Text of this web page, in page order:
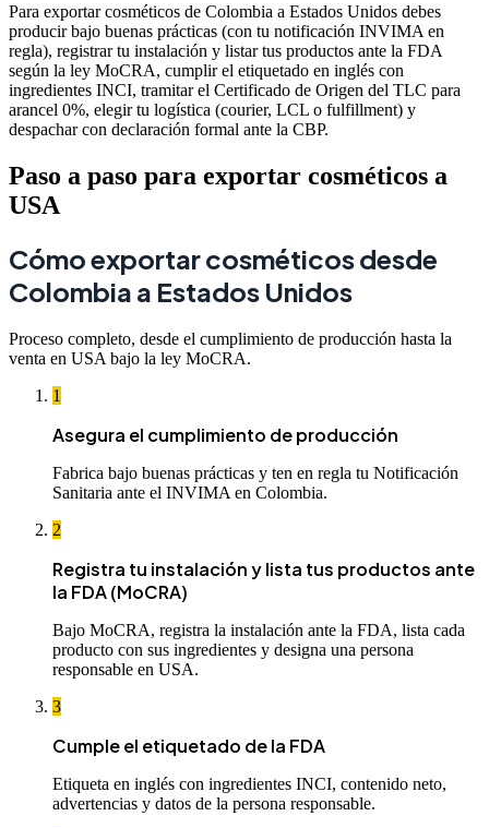
Para exportar cosméticos de Colombia a Estados Unidos debes
producir bajo buenas prácticas (con tu notificación INVIMA en
regla), registrar tu instalación y listar tus productos ante la FDA
según la ley MoCRA, cumplir el etiquetado en inglés con
ingredientes INCI, tramitar el Certificado de Origen del TLC para
arancel 0%, elegir tu logística (courier, LCL o fulfillment) y
despachar con declaración formal ante la CBP.
Paso a paso para exportar cosméticos a
USA
Cómo exportar cosméticos desde
Colombia a Estados Unidos
Proceso completo, desde el cumplimiento de producción hasta la
venta en USA bajo la ley MoCRA.
1
Asegura el cumplimiento de producción
Fabrica bajo buenas prácticas y ten en regla tu Notificación
Sanitaria ante el INVIMA en Colombia.
2
Registra tu instalación y lista tus productos ante
la FDA (MoCRA)
Bajo MoCRA, registra la instalación ante la FDA, lista cada
producto con sus ingredientes y designa una persona
responsable en USA.
3
Cumple el etiquetado de la FDA
Etiqueta en inglés con ingredientes INCI, contenido neto,
advertencias y datos de la persona responsable.